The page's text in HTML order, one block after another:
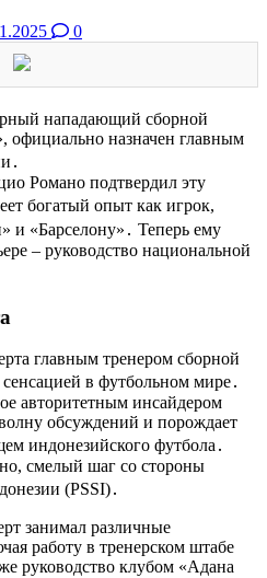
0
нападающий сборной
официально назначен главным
Романо подтвердил эту
богатый опыт как игрок,
и «Барселону»․ Теперь ему
– руководство национальной
главным тренером сборной
в футбольном мире․
авторитетным инсайдером
обсуждений и порождает
индонезийского футбола․
смелый шаг со стороны
(PSSI)․
занимал различные
работу в тренерском штабе
руководство клубом «Адана